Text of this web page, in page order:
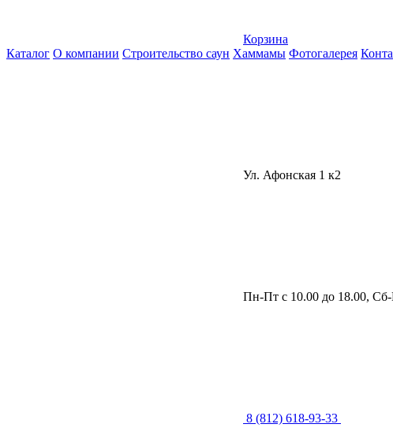
Корзина
Каталог О компании Строительство саун Хаммамы Фотогалерея
Ул. Афонская 1 к2
Пн-Пт с 10.00 до 18.00,
8 (812) 618-93-33